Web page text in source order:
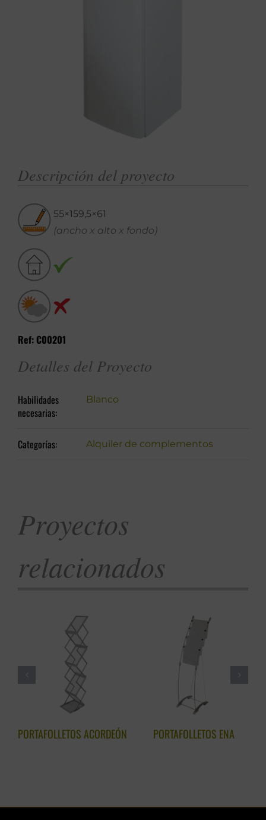
Descripción del proyecto
55×159,5×61
(ancho x alto x fondo)
Ref: C00201
Detalles del Proyecto
Habilidades
necesarias:
Blanco
Categorías: Alquiler de complementos
Proyectos
relacionados
PORTAFOLLETOS ACORDEÓN PORTAFOLLETOS ENA